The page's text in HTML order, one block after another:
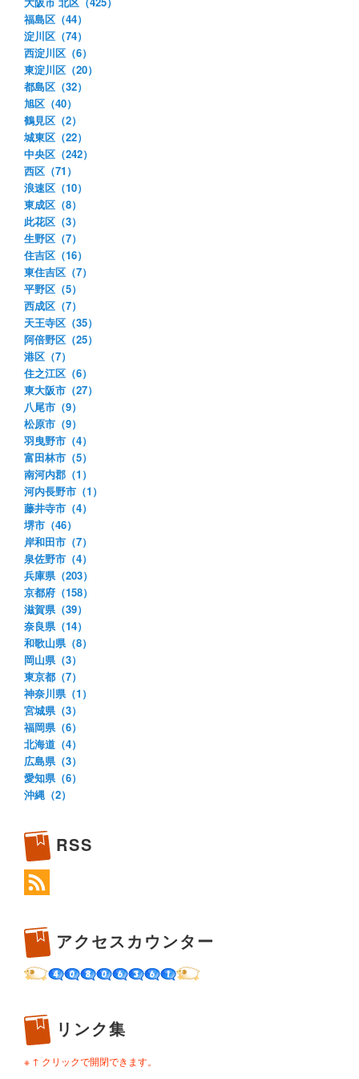
福島区（44）
淀川区（74）
西淀川区（6）
東淀川区（20）
都島区（32）
旭区（40）
鶴見区（2）
城東区（22）
中央区（242）
西区（71）
浪速区（10）
東成区（8）
此花区（3）
生野区（7）
住吉区（16）
東住吉区（7）
平野区（5）
西成区（7）
天王寺区（35）
阿倍野区（25）
港区（7）
住之江区（6）
東大阪市（27）
八尾市（9）
松原市（9）
羽曳野市（4）
富田林市（5）
南河内郡（1）
河内長野市（1）
藤井寺市（4）
堺市（46）
岸和田市（7）
泉佐野市（4）
兵庫県（203）
京都府（158）
滋賀県（39）
奈良県（14）
和歌山県（8）
岡山県（3）
東京都（7）
神奈川県（1）
宮城県（3）
福岡県（6）
北海道（4）
広島県（3）
愛知県（6）
沖縄（2）
RSS
アクセスカウンター
リンク集
※ ↑ クリックで開閉できます。